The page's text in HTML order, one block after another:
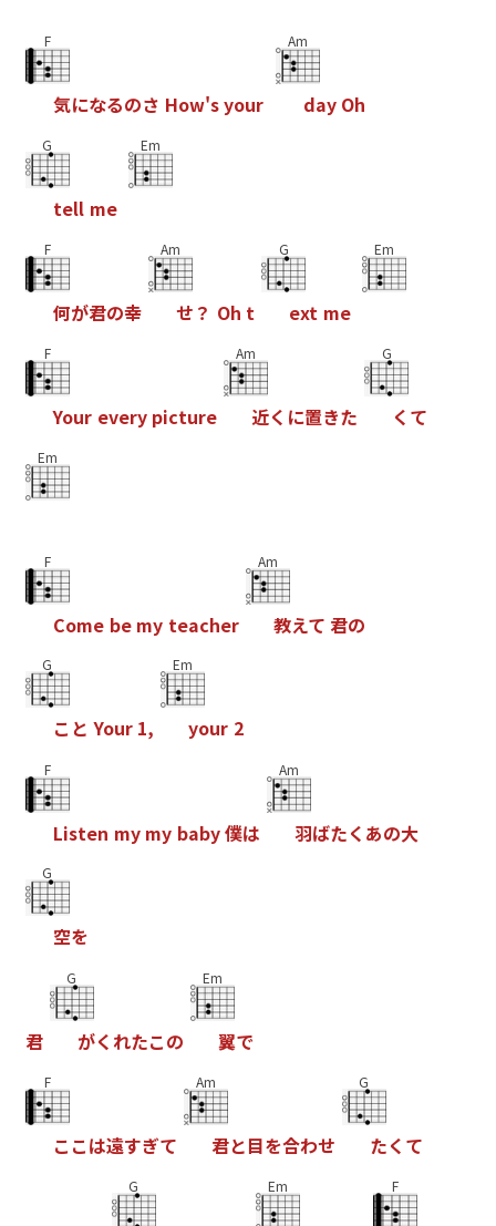
F
気になるのさ How'syour
Am
day Oh
G
tell me
Em
F
何が君の幸
Am
せ ？ Oh t
G
ext me
Em
F
Your every picture
Am
近く に置きた
G
く て
Em
F
Come be my teacher
Am
教えて 君の
G
こ と Your 1,
Em
your 2
F
Listen my my baby僕は
Am
羽ばたく あの大
G
空を
君
G
がく れたこの
Em
翼で
F
こ こは遠すぎて
Am
君と目を合わせ
G
たく て
G Em F